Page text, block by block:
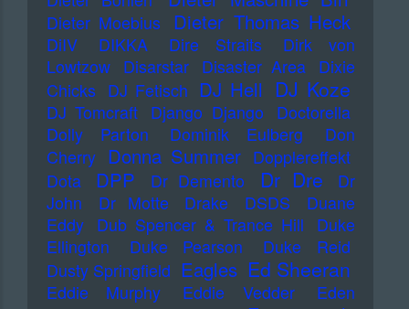
Dieter Moebius Dieter Thomas Heck
DiIV DIKKA Dire Straits
Dirk von
Lowtzow
Disarstar Disaster Area
Dixie
Chicks DJ Fetisch DJ Hell DJ Koze
DJ Tomcraft Django Django
Doctorella
Dolly Parton
Dominik Eulberg
Don
Cherry Donna Summer Dopplereffekt
Dota
DPP Dr Demento Dr Dre
Dr
John
Dr Motte Drake DSDS
Duane
Eddy
Dub Spencer & Trance Hill
Duke
Ellington
Duke Pearson
Duke Reid
Dusty Springfield Eagles Ed Sheeran
Eddie Murphy Eddie Vedder
Eden